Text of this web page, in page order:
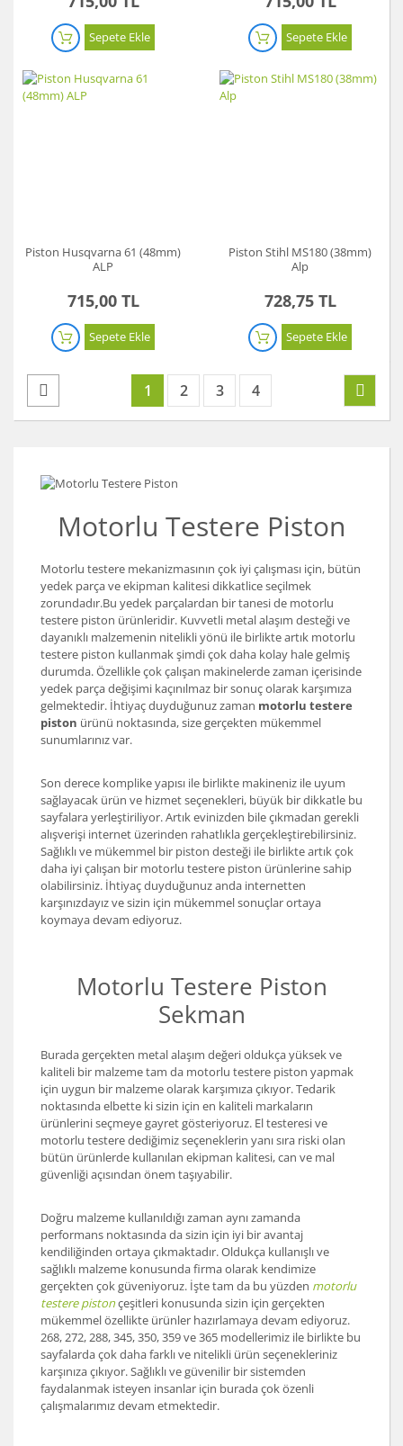
Sepete Ekle Sepete Ekle
Piston Husqvarna 61 (48mm)
ALP
715,00 TL
Sepete Ekle
Piston Stihl MS180 (38mm)
Alp
728,75 TL
Sepete Ekle
1 2 3 4
Motorlu Testere Piston
Motorlu testere mekanizmasının çok iyi çalışması için, bütün
yedek parça ve ekipman kalitesi dikkatlice seçilmek
zorundadır.Bu yedek parçalardan bir tanesi de motorlu
testere piston ürünleridir. Kuvvetli metal alaşım desteği ve
dayanıklı malzemenin nitelikli yönü ile birlikte artık motorlu
testere piston kullanmak şimdi çok daha kolay hale gelmiş
durumda. Özellikle çok çalışan makinelerde zaman içerisinde
yedek parça değişimi kaçınılmaz bir sonuç olarak karşımıza
gelmektedir. İhtiyaç duyduğunuz zaman motorlu testere
piston ürünü noktasında, size gerçekten mükemmel
sunumlarınız var.
Son derece komplike yapısı ile birlikte makineniz ile uyum
sağlayacak ürün ve hizmet seçenekleri, büyük bir dikkatle bu
sayfalara yerleştiriliyor. Artık evinizden bile çıkmadan gerekli
alışverişi internet üzerinden rahatlıkla gerçekleştirebilirsiniz.
Sağlıklı ve mükemmel bir piston desteği ile birlikte artık çok
daha iyi çalışan bir motorlu testere piston ürünlerine sahip
olabilirsiniz. İhtiyaç duyduğunuz anda internetten
karşınızdayız ve sizin için mükemmel sonuçlar ortaya
koymaya devam ediyoruz.
Motorlu Testere Piston
Sekman
Burada gerçekten metal alaşım değeri oldukça yüksek ve
kaliteli bir malzeme tam da motorlu testere piston yapmak
için uygun bir malzeme olarak karşımıza çıkıyor. Tedarik
noktasında elbette ki sizin için en kaliteli markaların
ürünlerini seçmeye gayret gösteriyoruz. El testeresi ve
motorlu testere dediğimiz seçeneklerin yanı sıra riski olan
bütün ürünlerde kullanılan ekipman kalitesi, can ve mal
güvenliği açısından önem taşıyabilir.
Doğru malzeme kullanıldığı zaman aynı zamanda
performans noktasında da sizin için iyi bir avantaj
kendiliğinden ortaya çıkmaktadır. Oldukça kullanışlı ve
sağlıklı malzeme konusunda firma olarak kendimize
gerçekten çok güveniyoruz. İşte tam da bu yüzden motorlu
testere pistonçeşitleri konusunda sizin için gerçekten
mükemmel özellikte ürünler hazırlamaya devam ediyoruz.
268, 272, 288, 345, 350, 359 ve 365 modellerimiz ile birlikte bu
sayfalarda çok daha farklı ve nitelikli ürün seçenekleriniz
karşınıza çıkıyor. Sağlıklı ve güvenilir bir sistemden
faydalanmak isteyen insanlar için burada çok özenli
çalışmalarımız devam etmektedir.